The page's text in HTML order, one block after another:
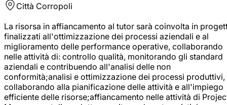
Città Corropoli
La risorsa in affiancamento al tutor sarà coinvolta in
finalizzati all'ottimizzazione dei processi aziendali e al
miglioramento delle performance operative, collaborando
nelle attività di: controllo qualità, monitorando gli standard
aziendali e contribuendo all'analisi delle non
conformità;analisi e ottimizzazione dei processi produttivi,
collaborando alla pianificazione delle attività e all'impiego
efficiente delle risorse;affiancamento nelle attività di